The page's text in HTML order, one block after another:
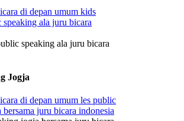
speaking ala juru bicara
Jogja